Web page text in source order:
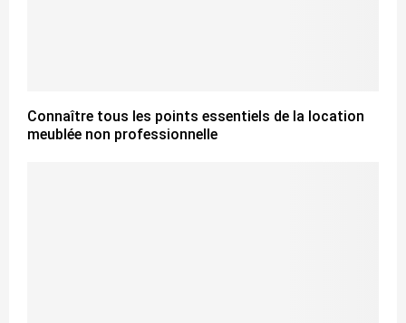
Connaître tous les points essentiels de la location
meublée non professionnelle